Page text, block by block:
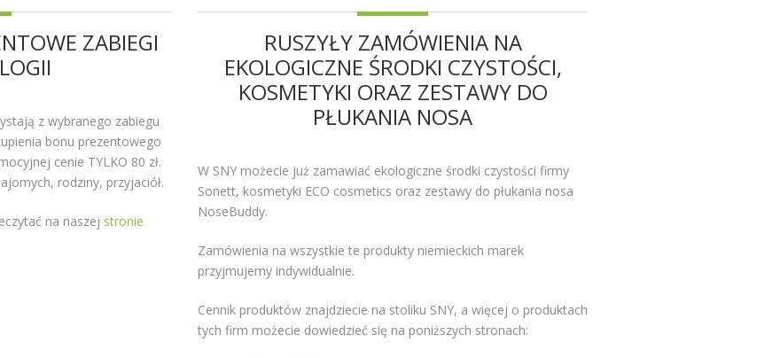
ZABIEGI
z wybranego zabiegu
bonu prezentowego
cenie TYLKO 80 zł.
rodziny, przyjaciół.
na naszej stronie
RUSZYŁY ZAMÓWIENIA NA
EKOLOGICZNE ŚRODKI CZYSTOŚCI,
KOSMETYKI ORAZ ZESTAWY DO
PŁUKANIA NOSA
W SNY możecie już zamawiać ekologiczne środki czystości firmy
Sonett, kosmetyki ECO cosmetics oraz zestawy do płukania nosa
NoseBuddy.
Zamówienia na wszystkie te produkty niemieckich marek
przyjmujemy indywidualnie.
Cennik produktów znajdziecie na stoliku SNY, a więcej o produktach
tych firm możecie dowiedzieć się na poniższych stronach: